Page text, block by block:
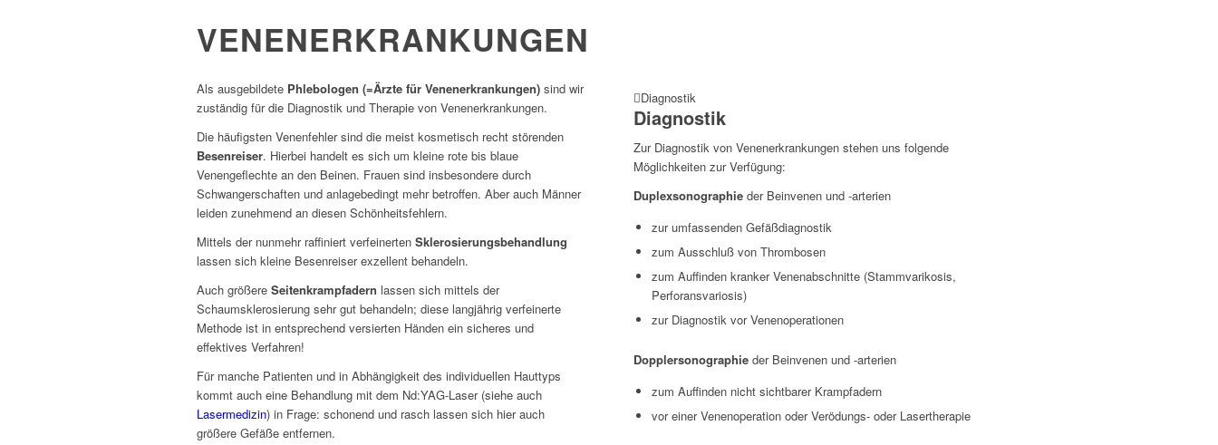
VENENERKRANKUNGEN
Als ausgebildete Phlebologen (=Ärzte für Venenerkrankungen) sind wir
zuständig für die Diagnostik und Therapie von Venenerkrankungen.
Die häufigsten Venenfehler sind die meist kosmetisch recht störenden
Besenreiser. Hierbei handelt es sich um kleine rote bis blaue
Venengeflechte an den Beinen. Frauen sind insbesondere durch
Schwangerschaften und anlagebedingt mehr betroffen. Aber auch Männer
leiden zunehmend an diesen Schönheitsfehlern.
Mittels der nunmehr raffiniert verfeinerten Sklerosierungsbehandlung
lassen sich kleine Besenreiser exzellent behandeln.
Auch größere Seitenkrampfadern lassen sich mittels der
Schaumsklerosierung sehr gut behandeln; diese langjährig verfeinerte
Methode ist in entsprechend versierten Händen ein sicheres und
effektives Verfahren!
Für manche Patienten und in Abhängigkeit des individuellen Hauttyps
kommt auch eine Behandlung mit dem Nd:YAG-Laser (siehe auch
Lasermedizin) in Frage: schonend und rasch lassen sich hier auch
größere Gefäße entfernen.
Diagnostik
Diagnostik
Zur Diagnostik von Venenerkrankungen stehen uns folgende
Möglichkeiten zur Verfügung:
Duplexsonographieder Beinvenen und -arterien
zur umfassenden Gefäßdiagnostik
zum Ausschluß von Thrombosen
zum Auffinden kranker Venenabschnitte (Stammvarikosis,
Perforansvariosis)
zur Diagnostik vor Venenoperationen
Dopplersonographieder Beinvenen und -arterien
zum Auffinden nicht sichtbarer Krampfadern
vor einer Venenoperation oder Verödungs- oder Lasertherapie